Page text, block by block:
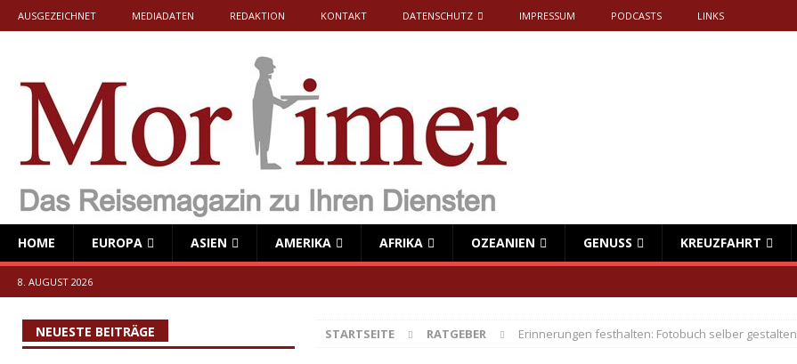
AUSGEZEICHNET MEDIADATEN REDAKTION KONTAKT DATENSCHUTZ IMPRESSUM PODCASTS LINKS
HOME EUROPA ASIEN AMERIKA AFRIKA OZEANIEN GENUSS KREUZFAHRT
8. AUGUST 2026
STARTSEITE RATGEBER Erinnerungen festhalten: Fotobuch selber gestalten
NEUESTE BEITRÄGE